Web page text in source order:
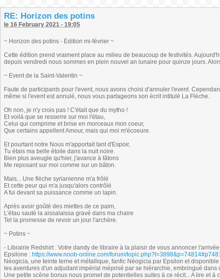
RE: Horizon des potins
le 16 February 2021 - 19:05
~ Horizon des potins - Édition mi-février ~
Cette édition prend vraiment place au milieu de beaucoup de festivités.
depuis vendredi nous sommes en plein nouvel an lunaire pour quinze jours.
~ Event de la Saint-Valentin ~
Faute de participants pour l'event, nous avons choisi d'annuler l'event.
même si l'event est annulé, nous vous partageons son écrit intitulé La Flèche.
Oh non, je n'y crois pas ! C'était que du mytho !
Et voilà que se resserre sur moi l'étau,
Celui qui comprime et brise en morceaux mon coeur,
Que certains appellent Amour, mais qui moi m'écoeure.
Et pourtant notre Nous m'apportait tant d'Espoir,
Tu étais ma belle étoile dans la nuit noire.
Bien plus aveugle qu'hier, j'avance à tâtons
Me reposant sur moi comme sur un bâton.
Mais... Une flèche syrianienne m'a frôlé
Et cette peur qui m'a jusqu'alors contrôlé
A fui devant sa puissance comme un lapin.
Après avoir goûté des miettes de ce paim,
L'étau sauté la aissalaissa gravé dans ma chaire
Tel la promesse de revoir un jour l'archère.
~ Potins ~
- Librairie Redshirt : Votre dandy de libraire à la plaisir de vous annoncer
Epsilone : https://www.noob-online.com/forum/
Néogicia, une teinte terne et métallique, fanfic Néogicia par Epsilon et
les aventures d'un adjudant impérial méprisé par se hiérarchie, embringué
Une petite scène bonus nous promet de potentielles suites à ce récit... A lire et à